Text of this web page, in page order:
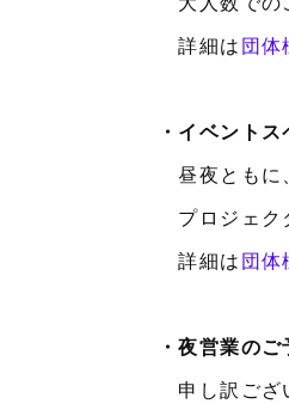
詳細は団体
・イベント
昼夜ともに
プロジェク
詳細は団体
・夜営業のご
申し訳ござ